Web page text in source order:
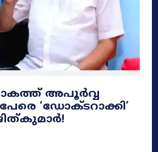
അപൂർവ്വ
‘ഡോക്ടറാക്കി’